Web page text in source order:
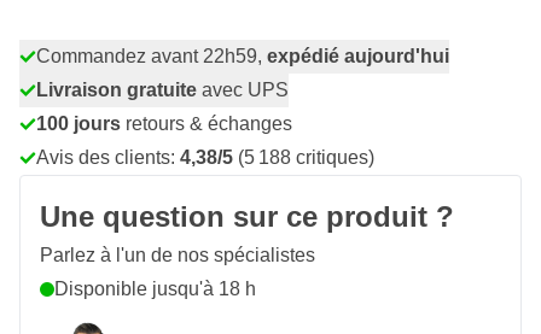
Commandez avant 22h59, expédié aujourd'hui
Livraison gratuite avec UPS
100 jours retours & échanges
Avis des clients: 4,38/5 (5 188 critiques)
Une question sur ce produit ?
Parlez à l'un de nos spécialistes
Disponible jusqu'à 18 h